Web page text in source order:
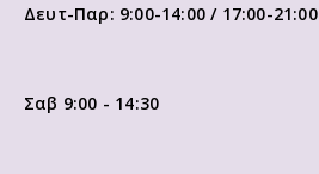
Δευτ-Παρ: 9:00-14:00 / 17:00-21:00
Σαβ 9:00 - 14:30